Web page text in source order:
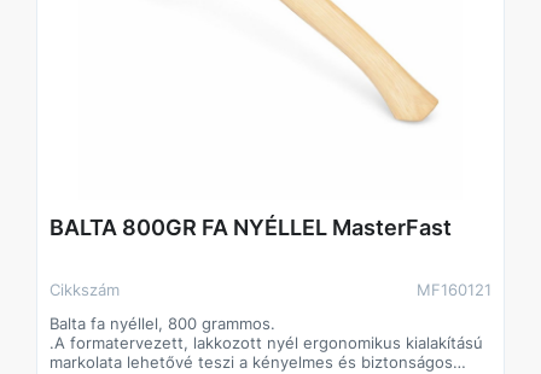
BALTA 800GR FA NYÉLLEL MasterFast
Cikkszám
MF160121
Balta fa nyéllel, 800 grammos.
.A formatervezett, lakkozott nyél ergonomikus kialakítású
markolata lehetővé teszi a kényelmes és biztonságos